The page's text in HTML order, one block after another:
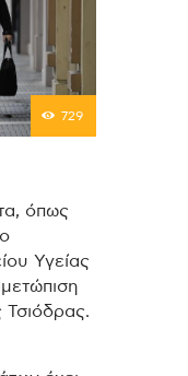
729
όπως
Υγείας